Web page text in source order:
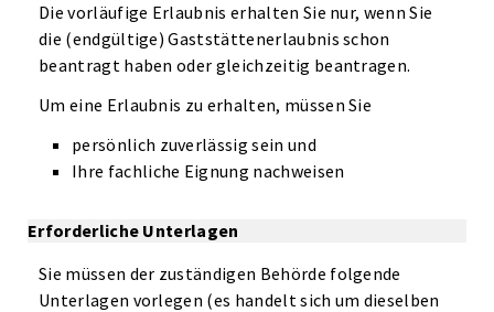
Die vorläufige Erlaubnis erhalten Sie nur, wenn Sie
die (endgültige) Gaststättenerlaubnis schon
beantragt haben oder gleichzeitig beantragen.
Um eine Erlaubnis zu erhalten, müssen Sie
persönlich zuverlässig sein und
Ihre fachliche Eignung nachweisen
Erforderliche Unterlagen
Sie müssen der zuständigen Behörde folgende
Unterlagen vorlegen (es handelt sich um dieselben